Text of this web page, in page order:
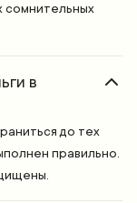
сомнительных
в
до тех
правильно.